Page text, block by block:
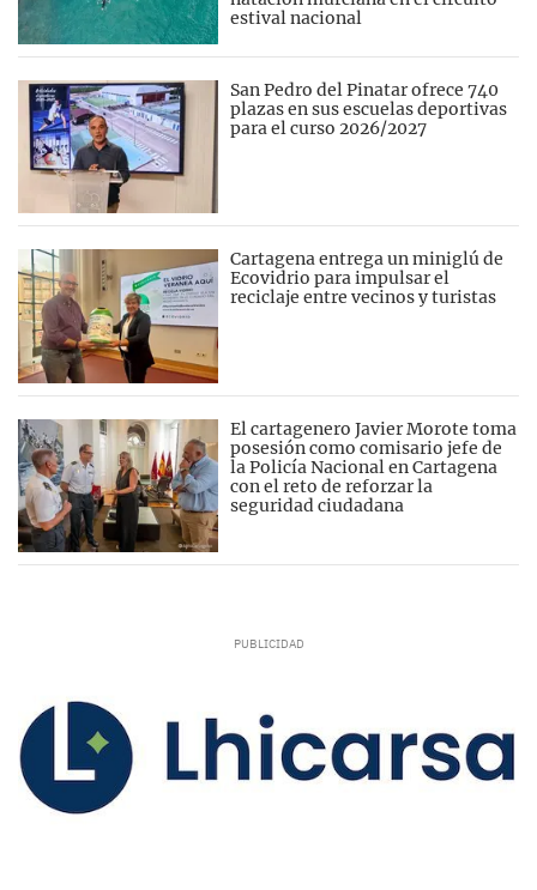
estival nacional
San Pedro del Pinatar ofrece 740
plazas en sus escuelas deportivas
para el curso 2026/2027
Cartagena entrega un miniglú de
Ecovidrio para impulsar el
reciclaje entre vecinos y turistas
El cartagenero Javier Morote toma
posesión como comisario jefe de
la Policía Nacional en Cartagena
con el reto de reforzar la
seguridad ciudadana